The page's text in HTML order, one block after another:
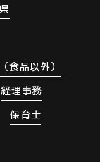
食品以外）
経理事務
保育士